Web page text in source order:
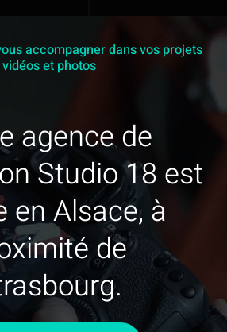
accompagner dans vos projets
vidéos et photos
agence de
Studio 18 est
en Alsace, à
de